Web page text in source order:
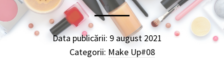
Data publicării: 9 august 2021
Categorii: Make Up#08